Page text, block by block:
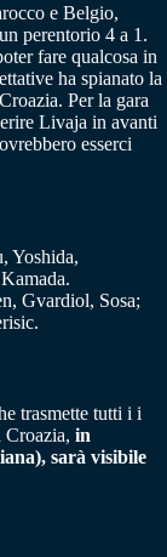
e Belgio,
perentorio 4 a 1.
fare qualcosa in
ha spianato la
Per la gara
Livaja in avanti
esserci
Yoshida,
Gvardiol, Sosa;
trasmette tutti i i
Croazia, in
sarà visibile